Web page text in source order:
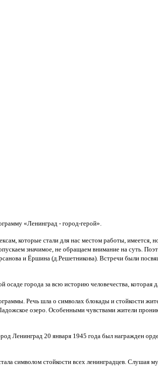
«Ленинград - город-герой».
которые стали для нас местом работы, имеется,
значимое, не обращаем внимание на суть.
и Ёршина (д.Решетникова). Встречи были
города за всю историю человечества, которая
Речь шла о символах блокады и стойкости
озеро. Особенными чувствами жители
Ленинград 20 января 1945 года был награжден
символом стойкости всех ленинградцев. Слушая